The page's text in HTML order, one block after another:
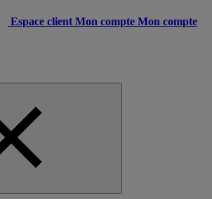
Espace client Mon compte Mon compte